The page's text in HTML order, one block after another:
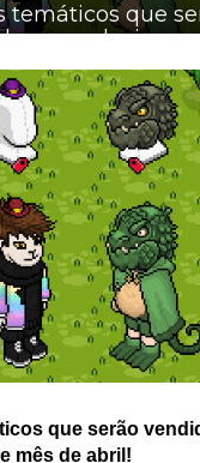
temáticos que
exclusivo
que serão
mês de abril!